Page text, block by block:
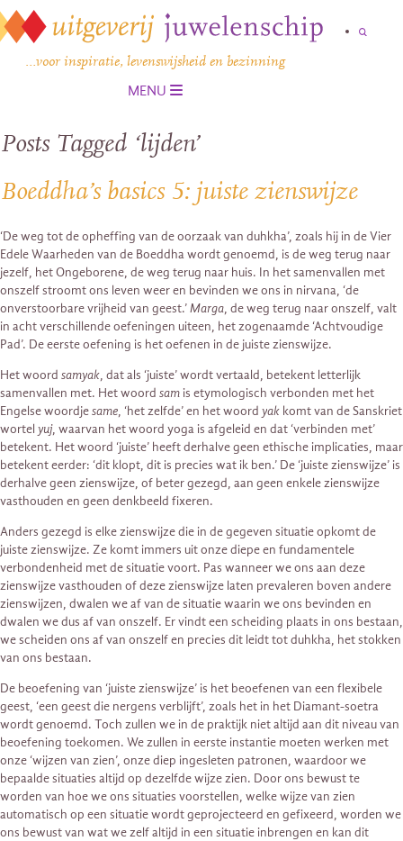
…voor inspiratie, levenswijsheid en bezinning
MENU
Posts Tagged ‘lijden’
Boeddha’s basics 5: juiste zienswijze
‘De weg tot de opheffing van de oorzaak van duhkha’, zoals hij in de Vier
Edele Waarheden van de Boeddha wordt genoemd, is de weg terug naar
jezelf, het Ongeborene, de weg terug naar huis. In het samenvallen met
onszelf stroomt ons leven weer en bevinden we ons in nirvana, ‘de
onverstoorbare vrijheid van geest.’Marga, de weg terug naar onszelf, valt
in acht verschillende oefeningen uiteen, het zogenaamde ‘Achtvoudige
Pad’. De eerste oefening is het oefenen in de juiste zienswijze.
Het woord samyak, dat als ‘juiste’ wordt vertaald, betekent letterlijk
samenvallen met. Het woord sam is etymologisch verbonden met het
Engelse woordjesame, ‘het zelfde’ en het woord yak komt van de Sanskriet
wortel yuj, waarvan het woord yoga is afgeleid en dat ‘verbinden met’
betekent. Het woord ‘juiste’ heeft derhalve geen ethische implicaties, maar
betekent eerder: ‘dit klopt, dit is precies wat ik ben.’ De ‘juiste zienswijze’ is
derhalve geen zienswijze, of beter gezegd, aan geen enkele zienswijze
vasthouden en geen denkbeeld fixeren.
Anders gezegd is elke zienswijze die in de gegeven situatie opkomt de
juiste zienswijze. Ze komt immers uit onze diepe en fundamentele
verbondenheid met de situatie voort. Pas wanneer we ons aan deze
zienswijze vasthouden of deze zienswijze laten prevaleren boven andere
zienswijzen, dwalen we af van de situatie waarin we ons bevinden en
dwalen we dus af van onszelf. Er vindt een scheiding plaats in ons bestaan,
we scheiden ons af van onszelf en precies dit leidt tot duhkha, het stokken
van ons bestaan.
De beoefening van ‘juiste zienswijze’ is het beoefenen van een flexibele
geest, ‘een geest die nergens verblijft’, zoals het in het Diamant-soetra
wordt genoemd. Toch zullen we in de praktijk niet altijd aan dit niveau van
beoefening toekomen. We zullen in eerste instantie moeten werken met
onze ‘wijzen van zien’, onze diep ingesleten patronen, waardoor we
bepaalde situaties altijd op dezelfde wijze zien. Door ons bewust te
worden van hoe we ons situaties voorstellen, welke wijze van zien
automatisch op een situatie wordt geprojecteerd en gefixeerd, worden we
ons bewust van wat we zelf altijd in een situatie inbrengen en kan dit